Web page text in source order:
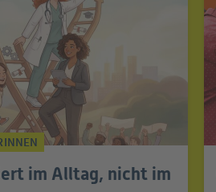
im Alltag, nicht im